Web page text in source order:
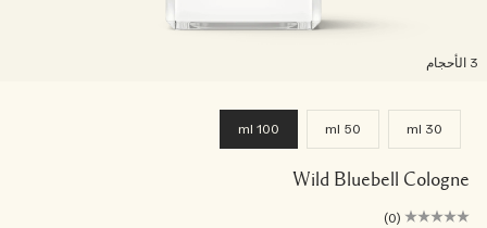
30 ml
50 ml
100 ml
Wild Bluebell Cologne
(0)